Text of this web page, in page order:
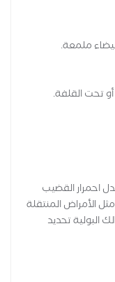
ملمعة.
تحت القلفة.
احمرار القضيب
الأمراض المنتقلة
البولية تحديد